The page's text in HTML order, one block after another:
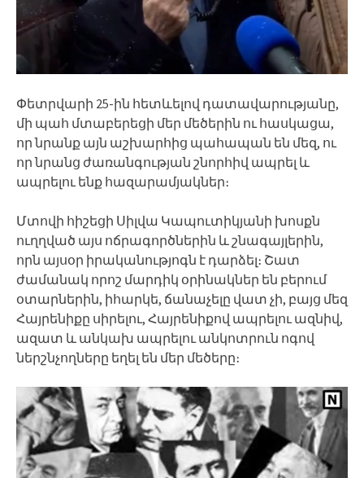
Փետրվարի 25-ին հետևելով դատավարությանը,
մի պահ մտաբերեցի մեր մեծերին ու հասկացա,
որ նրանք այն աշխարհից պահապան են մեզ, ու
որ նրանց ժառանգության շնորհիվ ապրել և
ապրելու ենք հազարամյակներ։
Մտովի հիշեցի Սիլվա Կապուտիկյանի խոսքն
ուղղված այս ոճրագործներին և շնագայլերին,
որն այսօր իրականությոգն է դարձել։ Շատ
ժամանակ որոշ մարդիկ օրինակներ են բերում
օտարներին, իհարկե, ճանաչելը վատ չի, բայց մեզ
Հայրենիքը սիրելու, Հայրենիքով ապրելու ազնիվ,
ազատ և անկախ ապրելու անկոտրուն ոգով
ներշնչողները եղել են մեր մեծերը։